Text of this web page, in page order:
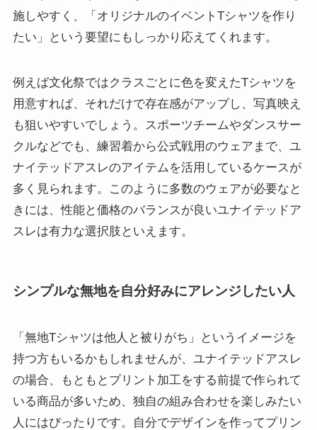
施しやすく、「オリジナルのイベントTシャツを作り
たい」という要望にもしっかり応えてくれます。
例えば文化祭ではクラスごとに色を変えたTシャツを
用意すれば、それだけで存在感がアップし、写真映え
も狙いやすいでしょう。スポーツチームやダンスサー
クルなどでも、練習着から公式戦用のウェアまで、ユ
ナイテッドアスレのアイテムを活用しているケースが
多く見られます。このように多数のウェアが必要なと
きには、性能と価格のバランスが良いユナイテッドア
スレは有力な選択肢といえます。
シンプルな無地を自分好みにアレンジしたい人
「無地Tシャツは他人と被りがち」というイメージを
持つ方もいるかもしれませんが、ユナイテッドアスレ
の場合、もともとプリント加工をする前提で作られて
いる商品が多いため、独自の組み合わせを楽しみたい
人にはぴったりです。自分でデザインを作ってプリン